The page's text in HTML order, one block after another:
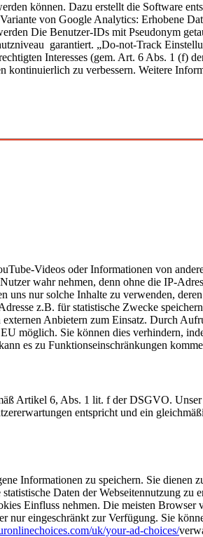
können. Dazu erstellt die Software
von Google Analytics: Erhobene
Die Benutzer-IDs mit Pseudonym
garantiert. „Do-not-Track
Interesses (gem. Art. 6 Abs. 1 (f)
kontinuierlich zu verbessern. Weitere
Videos oder Informationen von
wahr nehmen, denn ohne die IP-
uns nur solche Inhalte zu verwenden,
z.B. für statistische Zwecke
Anbietern zum Einsatz. Durch
möglich. Sie können dies verhindern,
es zu Funktionseinschränkungen
Artikel 6, Abs. 1 lit. f der DSGVO.
entspricht und ein
Informationen zu speichern. Sie dienen
Daten der Webseitennutzung zu
Einfluss nehmen. Die meisten Browser
nur eingeschränkt zur Verfügung. Sie
uk/your-ad-choices/